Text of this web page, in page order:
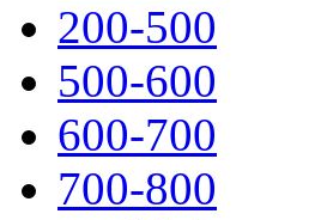
200-500
500-600
600-700
700-800